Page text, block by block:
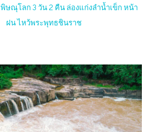
พิษณุโลก 3 วัน 2 คืน ล่องแก่งลำน้ำเข็ก หน้า
ฝน ไหว้พระพุทธชินราช